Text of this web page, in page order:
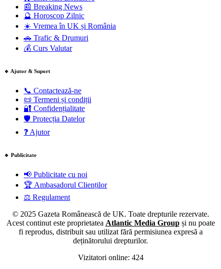
📰 Breaking News
🔮 Horoscop Zilnic
☀️ Vremea în UK și România
🚗 Trafic & Drumuri
💰 Curs Valutar
🔹 Ajutor & Suport
📞 Contactează-ne
📜 Termeni și condiții
🔐 Confidențialitate
🛡️ Protecția Datelor
❓ Ajutor
🔹 Publicitate
📢 Publicitate cu noi
🏆 Ambasadorul Clienților
⚖️ Regulament
© 2025 Gazeta Românească de UK. Toate drepturile rezervate.
Acest continut este proprietatea Atlantic Media Groupși nu poate
fi reprodus, distribuit sau utilizat fără permisiunea expresă a
deținătorului drepturilor.
Vizitatori online: 404